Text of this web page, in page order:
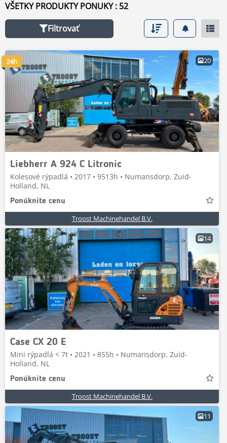
VŠETKY PRODUKTY PONUKY : 52
Filtrovať
20
Liebherr A 924 C Litronic
Kolesové rýpadlá • 2017 • 9513h • Numansdorp, Zuid-
Holland, NL
Ponúknite cenu
Troost Machinehandel B.V.
24h
14
Case CX 20 E
Mini rýpadlá < 7t • 2021 • 855h • Numansdorp, Zuid-
Holland, NL
Ponúknite cenu
Troost Machinehandel B.V.
11